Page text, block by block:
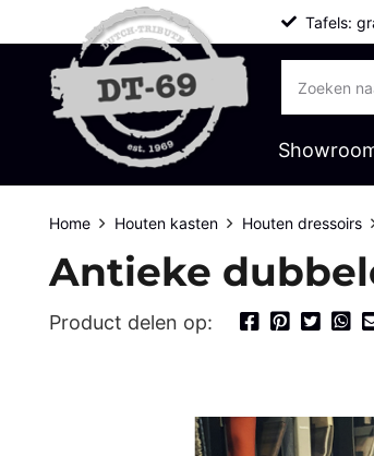
Tafels:
zoeken
Home Houten kasten Houten dressoirs
Antieke
Product delen op: